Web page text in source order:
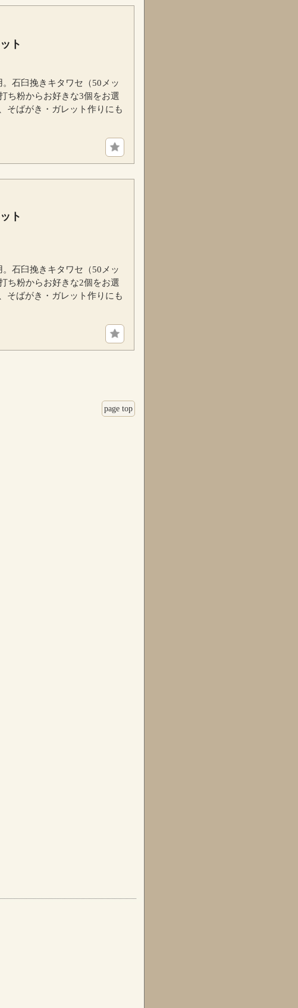
ト
石臼挽きキタワセ（50メッ
ち粉からお好きな3個をお選
そばがき・ガレット作りにも
ト
石臼挽きキタワセ（50メッ
ち粉からお好きな2個をお選
そばがき・ガレット作りにも
page top